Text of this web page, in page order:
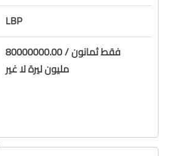
LBP
80000000.00 / فقط ثمانون
مليون ليرة لا غير